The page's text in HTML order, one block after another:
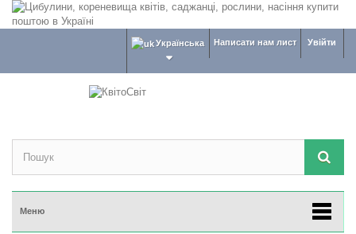
Увійти
Написати нам лист
Українська
Меню